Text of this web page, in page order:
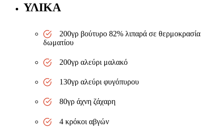
ΥΛΙΚΑ
200γρ βούτυρο 82% λιπαρά σε θερμοκρασία
δωματίου
200γρ αλεύρι μαλακό
130γρ αλεύρι φυγόπυρου
80γρ άχνη ζάχαρη
4 κρόκοι αβγών